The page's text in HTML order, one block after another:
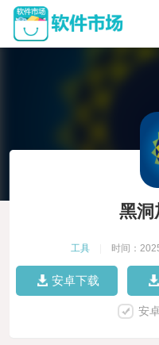
黑洞
工具 时间：
安卓下载
安